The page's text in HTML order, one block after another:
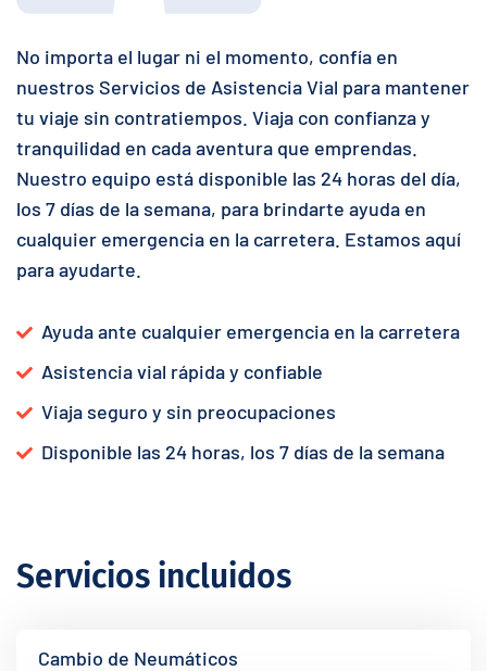
No importa el lugar ni el momento, confía en
nuestros Servicios de Asistencia Vial para mantener
tu viaje sin contratiempos. Viaja con confianza y
tranquilidad en cada aventura que emprendas.
Nuestro equipo está disponible las 24 horas del día,
los 7 días de la semana, para brindarte ayuda en
cualquier emergencia en la carretera. Estamos aquí
para ayudarte.
Ayuda ante cualquier emergencia en la carretera
Asistencia vial rápida y confiable
Viaja seguro y sin preocupaciones
Disponible las 24 horas, los 7 días de la semana
Servicios incluidos
Cambio de Neumáticos